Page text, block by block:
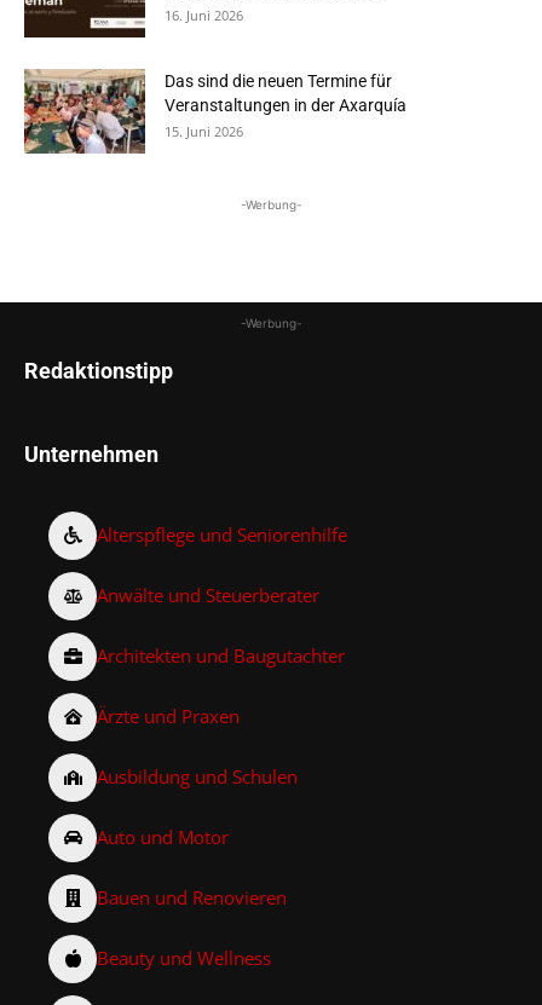
16. Juni 2026
Das sind die neuen Termine für
Veranstaltungen in der Axarquía
15. Juni 2026
-Werbung-
-Werbung-
Redaktionstipp
Unternehmen
Alterspflege und Seniorenhilfe
Anwälte und Steuerberater
Architekten und Baugutachter
Ärzte und Praxen
Ausbildung und Schulen
Auto und Motor
Bauen und Renovieren
Beauty und Wellness